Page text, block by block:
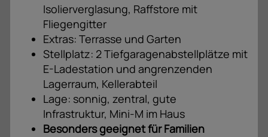
Isolierverglasung, Raffstore mit
Fliegengitter
Extras: Terrasse und Garten
Stellplatz: 2 Tiefgaragenabstellplätze mit
E-Ladestation und angrenzenden
Lagerraum, Kellerabteil
Lage: sonnig, zentral, gute
Infrastruktur, Mini-M im Haus
Besonders geeignet für Familien